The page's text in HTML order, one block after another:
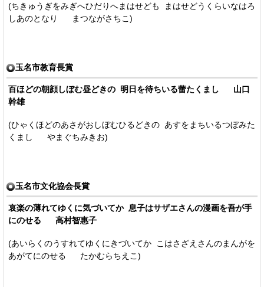
(ちきゅうぎをみぎへひだりへまはせども まはせどうくらいなはろ
しあのとなり まつながさちこ)
玉名市教育長賞
百ほどの朝顔しぼむ昼どきの 明日を待ちいる蕾たくまし 山口
幹雄
(ひゃくほどのあさがおしぼむひるどきの あすをまちいるつぼみた
くまし やまぐちみきお)
玉名市文化協会長賞
哀楽の薄れてゆくに気づいてか 息子はサザエさんの漫画を吾が手
にのせる 高村智惠子
(あいらくのうすれてゆくにきづいてか こはさざえさんのまんがを
あがてにのせる たかむらちえこ)